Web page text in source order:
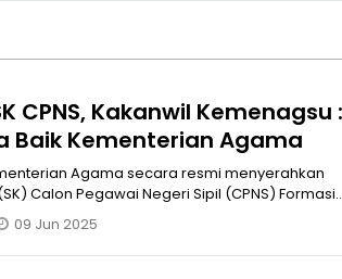
CPNS, Kakanwil Kemenagsu :
Baik Kementerian Agama
Calon Pegawai Negeri Sipil (CPNS) Formasi
17
09 Jun 2025